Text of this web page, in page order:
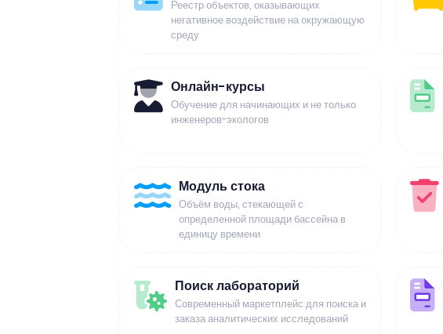
Реестр объектов, оказывающих
негативное воздействие на окружающую
среду
Онлайн-курсы
Обучение для начинающих и не только
инженеров-экологов
Модуль стока
Объём воды, стекающей с
определенной площади бассейна в
единицу времени
Поиск лабораторий
Современный маркетплейс для поиска и
заказа аналитических исследований